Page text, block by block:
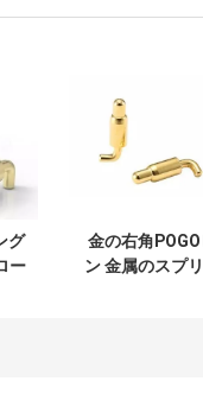
グ
ー
金の右角
ン 金属のスプ